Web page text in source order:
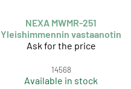
NEXA MWMR-251
Yleishimmennin vastaanotin
Ask for the price
14568
Available in stock